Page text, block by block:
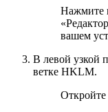
Нажмите
вашем
В левой узкой
ветке HKLM.
Откройте